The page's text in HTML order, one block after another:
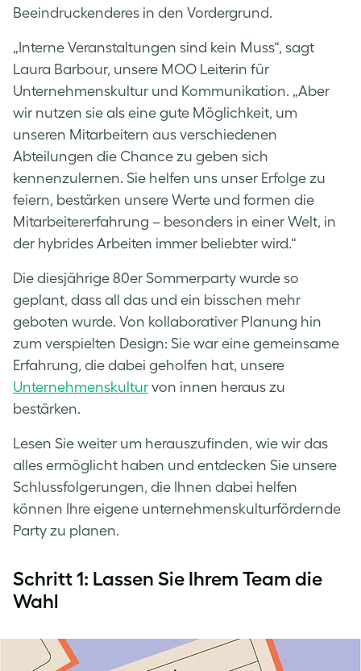
Beeindruckenderes in den Vordergrund.
„Interne Veranstaltungen sind kein Muss“, sagt
Laura Barbour, unsere MOO Leiterin für
Unternehmenskultur und Kommunikation. „Aber
wir nutzen sie als eine gute Möglichkeit, um
unseren Mitarbeitern aus verschiedenen
Abteilungen die Chance zu geben sich
kennenzulernen. Sie helfen uns unser Erfolge zu
feiern, bestärken unsere Werte und formen die
Mitarbeitererfahrung – besonders in einer Welt, in
der hybrides Arbeiten immer beliebter wird.“
Die diesjährige 80er Sommerparty wurde so
geplant, dass all das und ein bisschen mehr
geboten wurde. Von kollaborativer Planung hin
zum verspielten Design: Sie war eine gemeinsame
Erfahrung, die dabei geholfen hat, unsere
Unternehmenskultur von innen heraus zu
bestärken.
Lesen Sie weiter um herauszufinden, wie wir das
alles ermöglicht haben und entdecken Sie unsere
Schlussfolgerungen, die Ihnen dabei helfen
können Ihre eigene unternehmenskulturfördernde
Party zu planen.
Schritt 1: Lassen Sie Ihrem Team die
Wahl